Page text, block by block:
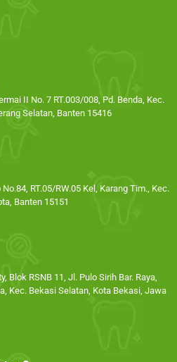
II No. 7 RT.003/008, Pd. Benda, Kec.
Selatan, Banten 15416
RT.05/RW.05 Kel, Karang Tim., Kec.
Banten 15151
Blok RSNB 11, Jl. Pulo Sirih Bar. Raya,
Kec. Bekasi Selatan, Kota Bekasi, Jawa